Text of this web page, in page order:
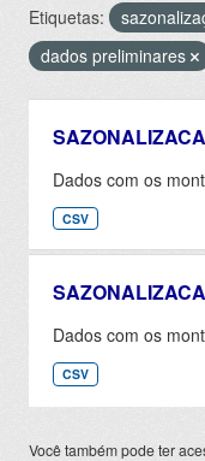
Etiquetas:
dados preliminares
Dados com os
CSV
Dados com os
CSV
Você também pode ter